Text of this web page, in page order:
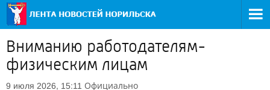
Вниманию работодателям-
физическим лицам
9 июля 2026, 15:11 Официально